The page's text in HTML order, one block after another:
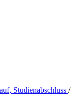
Studienabschluss /